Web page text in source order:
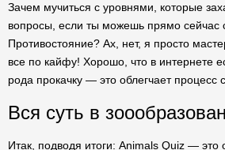
Зачем мучиться с уровнями, которые
вопросы, если ты можешь прямо сейчас
Противостояние? Ах, нет, я просто
все по кайфу! Хорошо, что в интернете
рода прокачку — это облегчает процесс
Вся суть в
Итак, подводя итоги: Animals Quiz — это